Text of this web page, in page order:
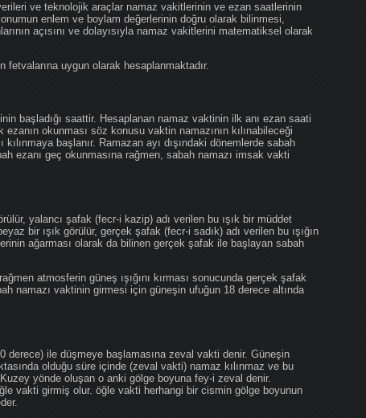
ve teknolojik araçlar namaz vakitlerinin ve ezan saatlerinin
enlem ve boylam değerlerinin doğru olarak bilinmesi,
açısını ve dolayısıyla namaz vakitlerini matematiksel olarak
uygun olarak hesaplanmaktadır.
başladığı saattir. Hesaplanan namaz vaktinin ilk anı ezan saati
okunması söz konusu vaktin namazının kılınabileceği
başlanır. Ramazan ayı dışındaki dönemlerde sabah
ezanı geç okunmasına rağmen, sabah namazı imsak vakti
yalancı şafak (fecr-i kazip) adı verilen bu ışık bir müddet
bir ışık görülür, gerçek şafak (fecr-i sadık) adı verilen bu ışığın
ağarması olarak da bilinen gerçek şafak ile başlayan sabah
atmosferin güneş ışığını kırması sonucunda gerçek şafak
namazı vaktinin girmesi için güneşin ufuğun 18 derece altında
derece) ile düşmeye başlamasına zeval vakti denir. Güneşin
olduğu süre içinde (zeval vakti) namaz kılınmaz ve bu
yönde oluşan o anki gölge boyuna fey-i zeval denir.
vakti girmiş olur. öğle vakti herhangi bir cismin gölge boyunun